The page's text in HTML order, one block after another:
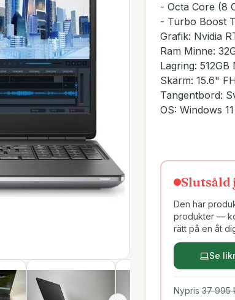
- Octa Core (8
- Turbo Boost
Grafik: Nvidia
Ram Minne:
Lagring: 512GB
Skärm: 15.6"
Tangentbord:
OS: Windows
Slutsåld
Den här
produkter —
rätt på en åt
Se
Nypris 37 995